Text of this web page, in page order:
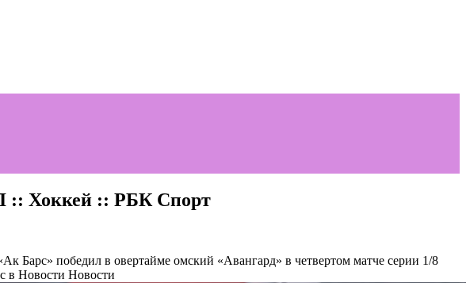
:: Хоккей :: РБК Спорт
Барс» победил в овертайме омский «Авангард» в четвертом матче серии 1/8
в Новости Новости